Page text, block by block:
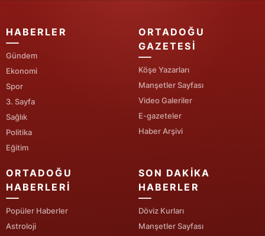
Bayburt
Karaman
Kırıkkale
Batman
Şırnak
Ardahan
Iğdır
HABERLER
Gündem
Ekonomi
Spor
3. Sayfa
Sağlık
Politika
Eğitim
ORTADOĞU
GAZETESI
Köşe Yazarları
Manşetler Sayfası
Video Galeriler
E-gazeteler
Haber Arşivi
ORTADOĞU
HABERLERI
Popüler Haberler
Astroloji
SON DAKIKA
HABERLER
Döviz Kurları
Manşetler Sayfası